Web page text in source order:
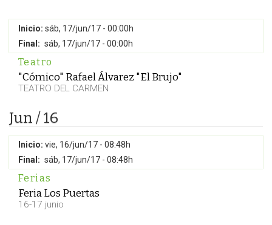
Inicio: sáb, 17/jun/17 - 00:00h
Final: sáb, 17/jun/17 - 00:00h
Teatro
"Cómico" Rafael Álvarez "El Brujo"
TEATRO DEL CARMEN
Jun / 16
Inicio: vie, 16/jun/17 - 08:48h
Final: sáb, 17/jun/17 - 08:48h
Ferias
Feria Los Puertas
16-17 junio